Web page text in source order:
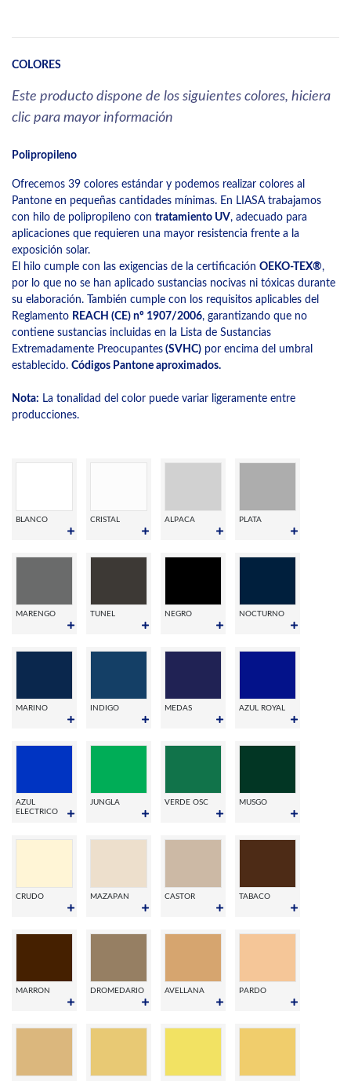
COLORES
Este producto dispone de los siguientes colores, hiciera
clic para mayor información
Polipropileno
Ofrecemos 39 colores estándar y podemos realizar colores al
Pantone en pequeñas cantidades mínimas. En LIASA trabajamos
con hilo de polipropileno con tratamiento UV, adecuado para
aplicaciones que requieren una mayor resistencia frente a la
exposición solar.
El hilo cumple con las exigencias de la certificación OEKO-TEX®,
por lo que no se han aplicado sustancias nocivas ni tóxicas durante
su elaboración. También cumple con los requisitos aplicables del
Reglamento REACH (CE) nº 1907/2006, garantizando que no
contiene sustancias incluidas en la Lista de Sustancias
Extremadamente Preocupantes (SVHC) por encima del umbral
establecido. Códigos Pantone aproximados.
Nota: La tonalidad del color puede variar ligeramente entre
producciones.
BLANCO CRISTAL ALPACA PLATA
MARENGO TUNEL NEGRO NOCTURNO
MARINO INDIGO MEDAS AZUL ROYAL
AZUL
ELECTRICO
JUNGLA VERDE OSC MUSGO
CRUDO MAZAPAN CASTOR TABACO
MARRON DROMEDARIO AVELLANA PARDO